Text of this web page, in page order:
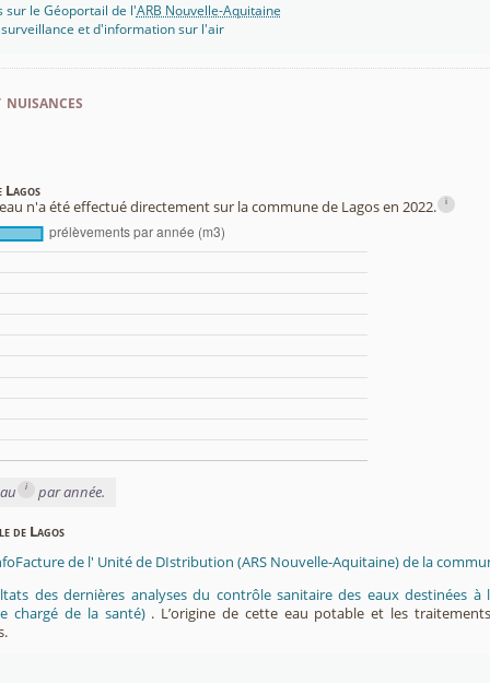
sur le Géoportail de l'ARB Nouvelle-Aquitaine
surveillance et d'information sur l'air
Lagos
n'a été effectué directement sur la commune de Lagos en 2022.
i
i par année.
de Lagos
de l' Unité de DIstribution (ARS Nouvelle-Aquitaine) de la
des dernières analyses du contrôle sanitaire des eaux destinées
chargé de la santé) . L’origine de cette eau potable et les